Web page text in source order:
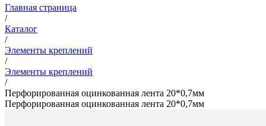
Главная страница
/
Каталог
/
Элементы креплений
/
Элементы креплений
/
Перфорированная оцинкованная лента 20*0,7мм
Перфорированная оцинкованная лента 20*0,7мм